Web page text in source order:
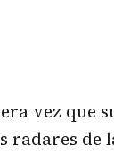
vez que
radares de